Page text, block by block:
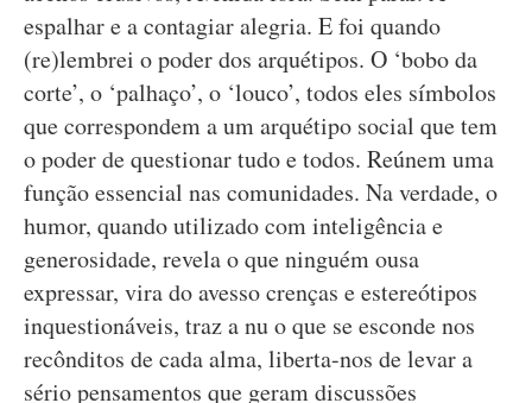
espalhar e a contagiar alegria. E foi quando
(re)lembrei o poder dos arquétipos. O ‘bobo da
corte’, o ‘palhaço’, o ‘louco’, todos eles símbolos
que correspondem a um arquétipo social que tem
o poder de questionar tudo e todos. Reúnem uma
função essencial nas comunidades. Na verdade, o
humor, quando utilizado com inteligência e
generosidade, revela o que ninguém ousa
expressar, vira do avesso crenças e estereótipos
inquestionáveis, traz a nu o que se esconde nos
recônditos de cada alma, liberta-nos de levar a
sério pensamentos que geram discussões